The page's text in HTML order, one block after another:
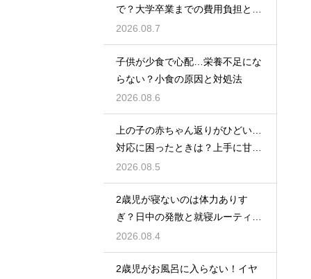
で？大学卒業までの費用負担とそ
の後の家計の変化
2026.08.7
子供が少食で心配…栄養不足にな
らない？小食の原因と対処法
2026.08.6
上の子の赤ちゃん返りがひどい…
対応に困ったときは？上手に甘え
させつつ成長を促す接し方
2026.08.5
2歳児が寝ないのは体力ありす
ぎ？日中の発散と就寝ルーティン
でぐっすり作戦
2026.08.4
2歳児がお風呂に入らない！イヤ